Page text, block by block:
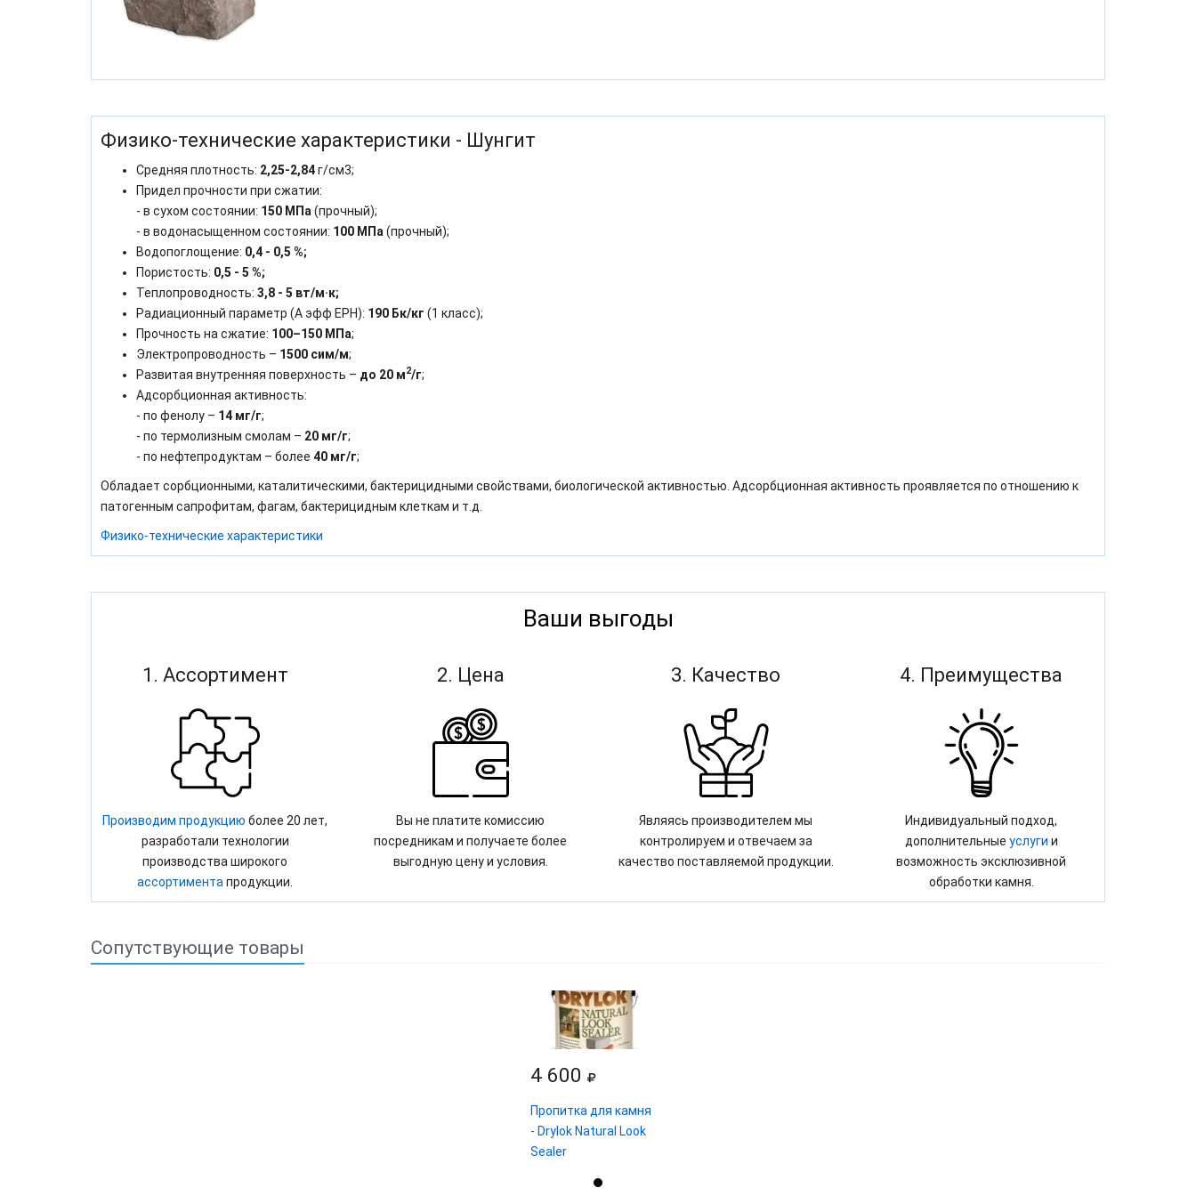
Физико-технические характеристики - Шунгит
Средняя плотность: 2,25-2,84г/см3;
Придел прочности при сжатии:
- в сухом состоянии: 150 МПа (прочный);
- в водонасыщенном состоянии: 100 МПа (прочный);
Водопоглощение: 0,4 - 0,5 %;
Пористость: 0,5 - 5 %;
Теплопроводность: 3,8 - 5 вт/м·к;
Радиационный параметр (А эфф ЕРН): 190 Бк/кг (1 класс);
Прочность на сжатие: 100–150 МПа;
Электропроводность – 1500 сим/м;
Развитая внутренняя поверхность – до 20 м2/г;
Адсорбционная активность:
- по фенолу – 14 мг/г;
- по термолизным смолам – 20 мг/г;
- по нефтепродуктам – более 40 мг/г;
Обладает сорбционными, каталитическими, бактерицидными свойствами, биологической активностью. Адсорбционная активность проявляется по отношению к
патогенным сапрофитам, фагам, бактерицидным клеткам и т.д.
Физико-технические характеристики
Ваши выгоды
1. Ассортимент
Производим продукцию более 20 лет,
разработали технологии
производства широкого
ассортимента продукции.
2. Цена
Вы не платите комиссию
посредникам и получаете более
выгодную цену и условия.
3. Качество
Являясь производителем мы
контролируем и отвечаем за
качество поставляемой продукции.
4. Преимущества
Индивидуальный подход,
дополнительные услуги и
возможность эксклюзивной
обработки камня.
Сопутствующие товары
4 600
Пропитка для камня
- Drylok Natural Look
Sealer